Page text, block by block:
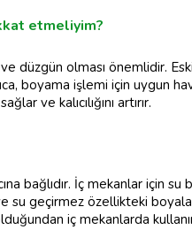
etmeliyim?
düzgün olması önemlidir. Eski
boyama işlemi için uygun
ve kalıcılığını artırır.
bağlıdır. İç mekanlar için
su geçirmez özellikteki
iç mekanlarda